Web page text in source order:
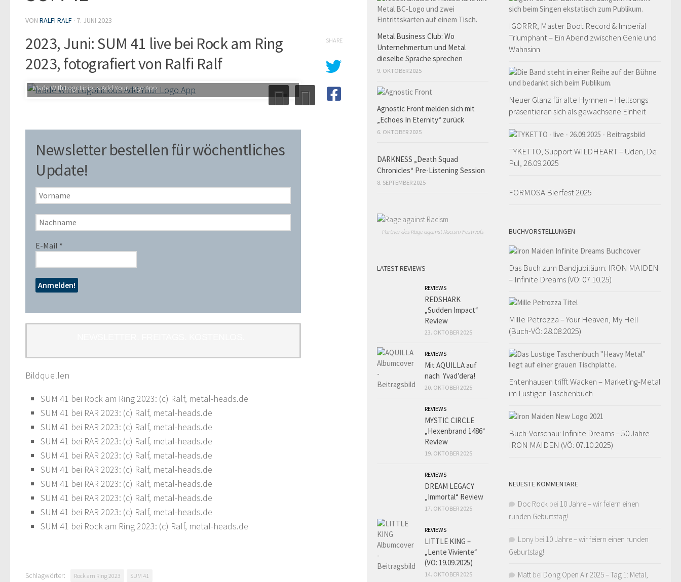
VON RALFI RALF · 7. JUNI 2023
2023, Juni: SUM 41 live bei Rock am Ring
2023, fotografiert von Ralfi Ralf
Made With LogoLicious Add Your Logo App
Newsletter bestellen für wöchentliches
Update!
E-Mail *
Bildquellen
SUM 41 bei Rock am Ring 2023: (c) Ralf, metal-heads.de
SUM 41 bei RAR 2023: (c) Ralf, metal-heads.de
SUM 41 bei RAR 2023: (c) Ralf, metal-heads.de
SUM 41 bei RAR 2023: (c) Ralf, metal-heads.de
SUM 41 bei RAR 2023: (c) Ralf, metal-heads.de
SUM 41 bei RAR 2023: (c) Ralf, metal-heads.de
SUM 41 bei RAR 2023: (c) Ralf, metal-heads.de
SUM 41 bei RAR 2023: (c) Ralf, metal-heads.de
SUM 41 bei RAR 2023: (c) Ralf, metal-heads.de
SUM 41 bei Rock am Ring 2023: (c) Ralf, metal-heads.de
SHARE
Schlagwörter: Rock am Ring 2023 SUM 41
IGORRR, Master Boot Record & Imperial
Triumphant – Ein Abend zwischen Genie und
Wahnsinn
Neuer Glanz für alte Hymnen – Hellsongs
präsentieren sich als gewachsene Einheit
TYKETTO, Support WILDHEART – Uden, De
Pul, 26.09.2025
FORMOSA Bierfest 2025
BUCHVORSTELLUNGEN
Das Buch zum Bandjubiläum: IRON MAIDEN
– Infinite Dreams (VÖ: 07.10.25)
Mille Petrozza – Your Heaven, My Hell
(Buch-VÖ: 28.08.2025)
Entenhausen trifft Wacken – Marketing-Metal
im Lustigen Taschenbuch
Buch-Vorschau: Infinite Dreams – 50 Jahre
IRON MAIDEN (VÖ: 07.10.2025)
NEUESTE KOMMENTARE
Doc Rock bei 10 Jahre – wir feiern einen
runden Geburtstag!
Lony bei 10 Jahre – wir feiern einen runden
Geburtstag!
Matt bei Dong Open Air 2025 – Tag 1: Metal,
Metal Business Club: Wo
Unternehmertum und Metal
dieselbe Sprache sprechen
9. OKTOBER 2025
Agnostic Front melden sich mit
„Echoes In Eternity“ zurück
6. OKTOBER 2025
DARKNESS „Death Squad
Chronicles“ Pre-Listening Session
8. SEPTEMBER 2025
Partner des Rage against Racism Festivals
LATEST REVIEWS
REVIEWS
REDSHARK
„Sudden Impact“
Review
23. OKTOBER 2025
REVIEWS
Mit AQUILLA auf
nach Yvad’dera!
20. OKTOBER 2025
REVIEWS
MYSTIC CIRCLE
„Hexenbrand 1486“
Review
19. OKTOBER 2025
REVIEWS
DREAM LEGACY
„Immortal“ Review
17. OKTOBER 2025
REVIEWS
LITTLE KING –
„Lente Viviente“
(VÖ: 19.09.2025)
14. OKTOBER 2025